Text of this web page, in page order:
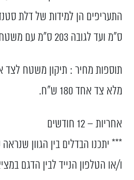
ס”מ ועד לגובה 203 ס”מ עם משטח ציפוי תקין.
מלא צד אחד 180 ש"ח.
אחריות – 12 חודשים
*** יתכנו הבדלים בין הגוון
ו/או הטלפון הנייד לבין הדגם